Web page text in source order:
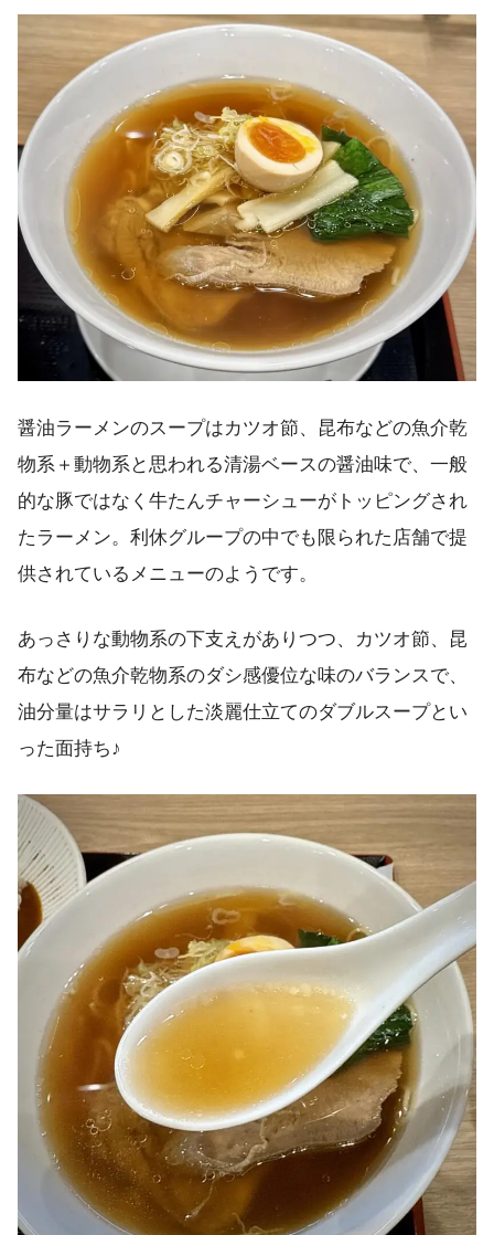
醤油ラーメンのスープはカツオ節、昆布などの魚介乾
物系＋動物系と思われる清湯ベースの醤油味で、一般
的な豚ではなく牛たんチャーシューがトッピングされ
たラーメン。利休グループの中でも限られた店舗で提
供されているメニューのようです。
あっさりな動物系の下支えがありつつ、カツオ節、昆
布などの魚介乾物系のダシ感優位な味のバランスで、
油分量はサラリとした淡麗仕立てのダブルスープとい
った面持ち♪